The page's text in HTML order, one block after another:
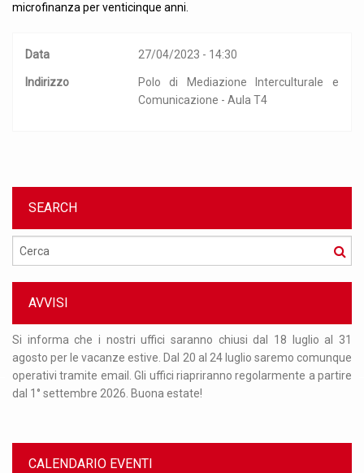
microfinanza per venticinque anni.
Data 27/04/2023 - 14:30
Indirizzo
Polo di Mediazione Interculturale e
Comunicazione - Aula T4
SEARCH
Cerca
AVVISI
Si informa che i nostri uffici saranno chiusi dal 18 luglio al 31
agosto per le vacanze estive. Dal 20 al 24 luglio saremo comunque
operativi tramite email. Gli uffici riapriranno regolarmente a partire
dal 1° settembre 2026. Buona estate!
CALENDARIO EVENTI